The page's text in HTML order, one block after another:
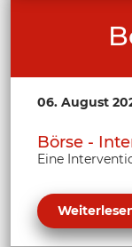
06. August
Börse -
Eine